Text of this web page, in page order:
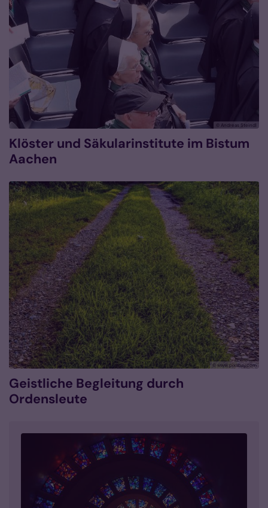
© Andreas Steindl
Klöster und Säkularinstitute im Bistum
Aachen
© www.pixabay.com
Geistliche Begleitung durch
Ordensleute